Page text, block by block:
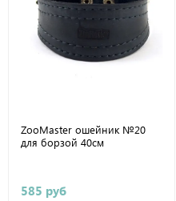
ZooMaster ошейник №20
для борзой 40см
585 руб